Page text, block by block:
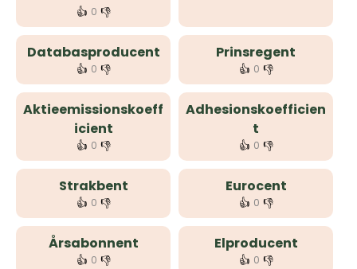
👍 0 👎
Databasproducent
👍 0 👎
Prinsregent
👍 0 👎
Aktieemissionskoeff
icient
👍 0 👎
Adhesionskoefficien
t
👍 0 👎
Strakbent
👍 0 👎
Eurocent
👍 0 👎
Årsabonnent
👍 0 👎
Elproducent
👍 0 👎